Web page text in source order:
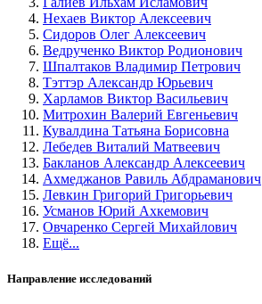
Нехаев Виктор Алексеевич
Сидоров Олег Алексеевич
Ведрученко Виктор Родионович
Шпалтаков Владимир Петрович
Тэттэр Александр Юрьевич
Харламов Виктор Васильевич
Митрохин Валерий Евгеньевич
Кувалдина Татьяна Борисовна
Лебедев Виталий Матвеевич
Бакланов Александр Алексеевич
Ахмеджанов Равиль Абдраманович
Левкин Григорий Григорьевич
Усманов Юрий Ахкемович
Овчаренко Сергей Михайлович
Ещё...
Направление исследований